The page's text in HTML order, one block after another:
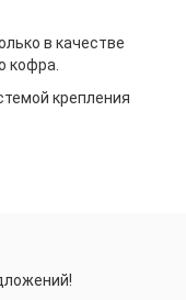
в качестве
кофра.
крепления